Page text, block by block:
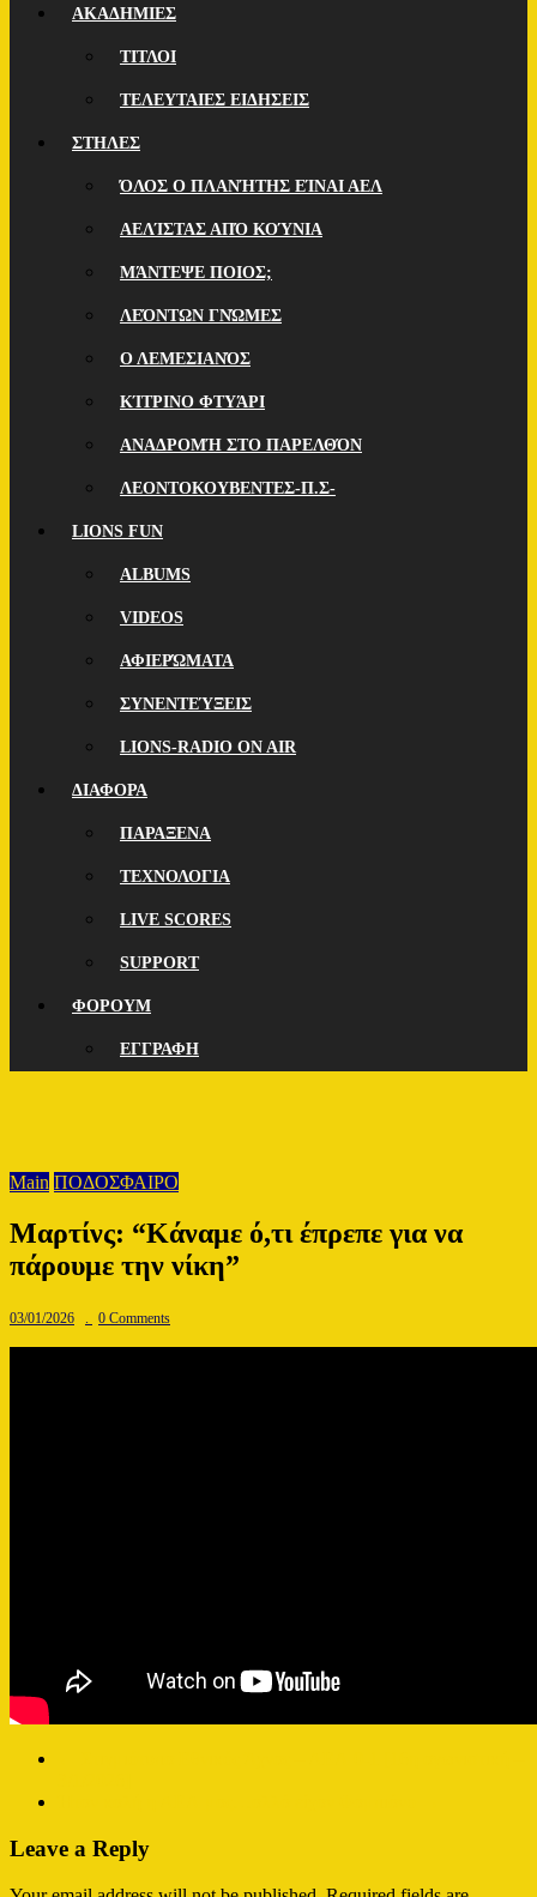
ΑΚΑΔΗΜΙΕΣ
ΤΙΤΛΟΙ
ΤΕΛΕΥΤΑΙΕΣ ΕΙΔΗΣΕΙΣ
ΣΤΗΛΕΣ
ΌΛΟΣ Ο ΠΛΑΝΉΤΗΣ ΕΊΝΑΙ ΑΕΛ
ΑΕΛΊΣΤΑΣ ΑΠΌ ΚΟΎΝΙΑ
ΜΆΝΤΕΨΕ ΠΟΙOΣ;
ΛΕΌΝΤΩΝ ΓΝΏΜΕΣ
Ο ΛΕΜΕΣΙΑΝΌΣ
ΚΊΤΡΙΝΟ ΦΤΥΆΡΙ
ΑΝΑΔΡΟΜΉ ΣΤΟ ΠΑΡΕΛΘΌΝ
ΛΕΟΝΤΟΚΟΥΒΕΝΤΕΣ-Π.Σ-
LIONS FUN
ALBUMS
VIDEOS
ΑΦΙΕΡΏΜΑΤΑ
ΣΥΝΕΝΤΕΎΞΕΙΣ
LIONS-RADIO ON AIR
ΔΙΑΦΟΡΑ
ΠΑΡΑΞΕΝΑ
ΤΕΧΝΟΛΟΓΙΑ
LIVE SCORES
SUPPORT
ΦΟΡΟΥΜ
ΕΓΓΡΑΦΗ
Main ΠΟΔΟΣΦΑΙΡΟ
Μαρτίνς: “Κάναμε ό,τι έπρεπε για να
πάρουμε την νίκη”
03/01/2026 . 0 Comments
Leave a Reply